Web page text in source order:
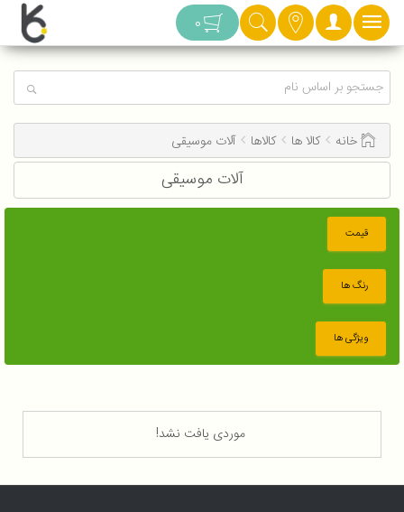
دسته بندی 0
خانه کالا ها کالاها آلات موسیقی
آلات موسیقی
قیمت
رنگ ها
ویژگی ها
موردی یافت نشد!